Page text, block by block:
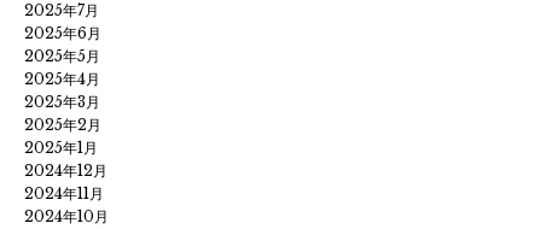
2025年7月
2025年6月
2025年5月
2025年4月
2025年3月
2025年2月
2025年1月
2024年12月
2024年11月
2024年10月